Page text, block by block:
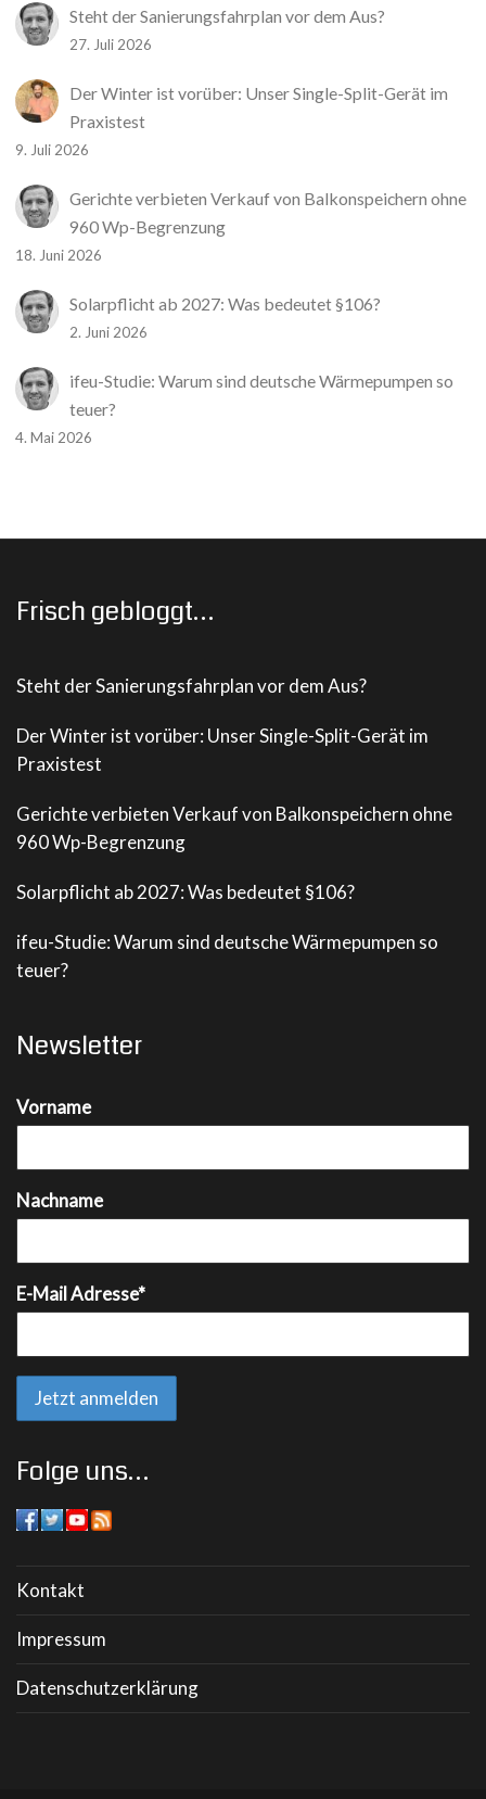
Steht der Sanierungsfahrplan vor dem Aus?
27. Juli 2026
Der Winter ist vorüber: Unser Single-Split-Gerät im
Praxistest
9. Juli 2026
Gerichte verbieten Verkauf von Balkonspeichern ohne
960 Wp-Begrenzung
18. Juni 2026
Solarpflicht ab 2027: Was bedeutet §106?
2. Juni 2026
ifeu-Studie: Warum sind deutsche Wärmepumpen so
teuer?
4. Mai 2026
Frisch gebloggt…
Steht der Sanierungsfahrplan vor dem Aus?
Der Winter ist vorüber: Unser Single-Split-Gerät im
Praxistest
Gerichte verbieten Verkauf von Balkonspeichern ohne
960 Wp-Begrenzung
Solarpflicht ab 2027: Was bedeutet §106?
ifeu-Studie: Warum sind deutsche Wärmepumpen so
teuer?
Newsletter
Vorname
Nachname
E-Mail Adresse*
Folge uns…
Kontakt
Impressum
Datenschutzerklärung